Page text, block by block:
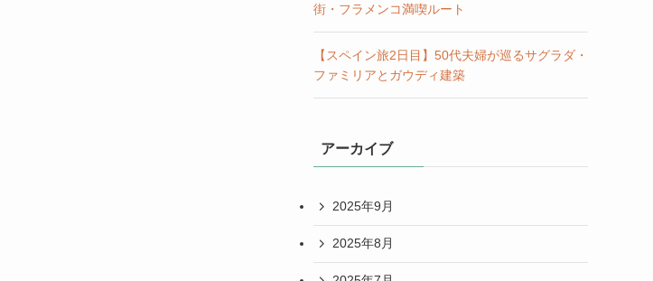
街・フラメンコ満喫ルート
【スペイン旅2日目】50代夫婦が巡るサグラダ・
ファミリアとガウディ建築
アーカイブ
2025年9月
2025年8月